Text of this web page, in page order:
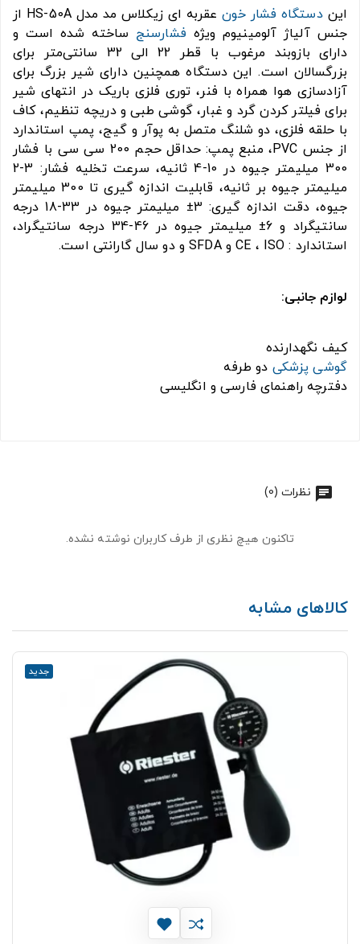
ایندستگاه فشار خون
عقربه ای زیکلاس مد مدل HS-50A از
جنس آلیاژ آلومینیوم ویژه فشارسنج ساخته شده است و
دارای بازوبند مرغوب با قطر 22 الی 32 سانتی‌متر برای
بزرگسالان است. این دستگاه همچنین دارای شیر بزرگ برای
آزادسازی هوا همراه با فنر، توری فلزی باریک در انتهای شیر
برای فیلتر کردن گرد و غبار، گوشی طبی و دریچه تنظیم، کاف
با حلقه فلزی، دو شلنگ متصل به پوآر و گیج، پمپ استاندارد
از جنس PVC، منبع پمپ: حداقل حجم 200 سی سی با فشار
300 میلیمتر جیوه در 10-4 ثانیه، سرعت تخلیه فشار: 3-2
میلیمتر جیوه بر ثانیه، قابلیت اندازه گیری تا 300 میلیمتر
جیوه، دقت اندازه گیری: 3± میلیمتر جیوه در 33-18 درجه
سانتیگراد و 6± میلیمتر جیوه در 46-34 درجه سانتیگراد،
استاندارد : CE ، ISO و SFDA و دو سال گارانتی است.
لوازم جانبی:
کیف نگهدارنده
گوشی پزشکی دو طرفه
دفترچه راهنمای فارسی و انگلیسی
نظرات (0)
تاکنون هیچ نظری از طرف کاربران نوشته نشده.
کالاهای مشابه
جدید